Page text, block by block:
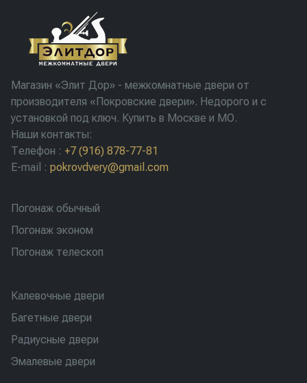
Магазин «Элит Дор» - межкомнатные двери от
производителя «Покровские двери». Недорого и с
установкой под ключ. Купить в Москве и МО.
Наши контакты:
Телефон : +7 (916) 878-77-81
E-mail : pokrovdvery@gmail.com
Погонаж обычный
Погонаж эконом
Погонаж телескоп
Калевочные двери
Багетные двери
Радиусные двери
Эмалевые двери